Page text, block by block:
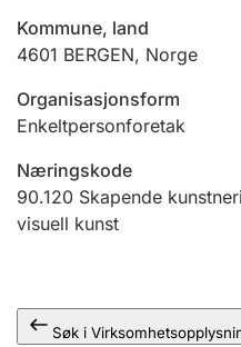
Ektepaktveileder
Offentlig sektor
Kommune, land
4601 BERGEN, Norge
Organisasjonsform
Enkeltpersonforetak
Næringskode
90.120 Skapende
visuell kunst
Søk i